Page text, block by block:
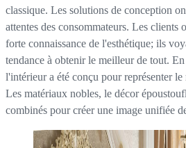
classique. Les solutions de conception
attentes des consommateurs. Les clients
forte connaissance de l'esthétique; ils
tendance à obtenir le meilleur de tout.
l'intérieur a été conçu pour représenter le
Les matériaux nobles, le décor
combinés pour créer une image unifiée